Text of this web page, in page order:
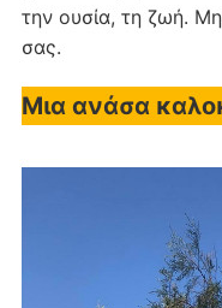
την ουσία, τη ζωή.
σας.
Μια ανάσα